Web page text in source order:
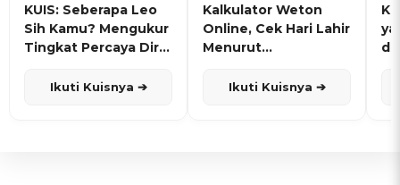
KUIS: Seberapa Leo
Sih Kamu? Mengukur
Tingkat Percaya Diri
Ikuti Kuisnya ➔
Kalkulator Weton
Online, Cek Hari Lahir
Menurut
Ikuti Kuisnya ➔